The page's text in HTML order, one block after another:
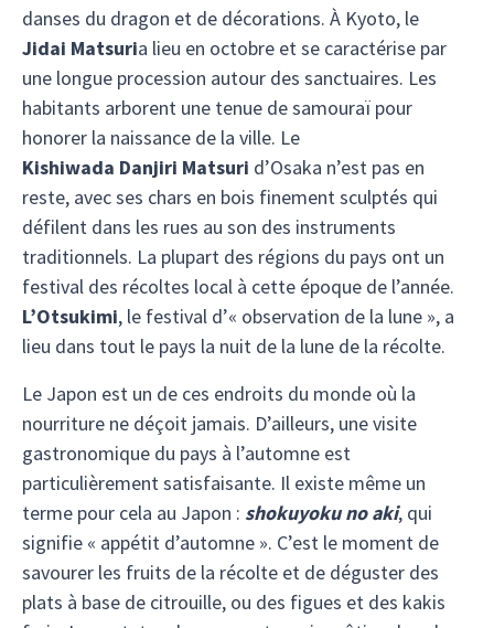
danses du dragon et de décorations. À Kyoto, le
Jidai Matsuria lieu en octobre et se caractérise par
une longue procession autour des sanctuaires. Les
habitants arborent une tenue de samouraï pour
honorer la naissance de la ville. Le
Kishiwada Danjiri Matsuri d’Osaka n’est pas en
reste, avec ses chars en bois finement sculptés qui
défilent dans les rues au son des instruments
traditionnels. La plupart des régions du pays ont un
festival des récoltes local à cette époque de l’année.
L’Otsukimi, le festival d’« observation de la lune », a
lieu dans tout le pays la nuit de la lune de la récolte.
Le Japon est un de ces endroits du monde où la
nourriture ne déçoit jamais. D’ailleurs, une visite
gastronomique du pays à l’automne est
particulièrement satisfaisante. Il existe même un
terme pour cela au Japon : shokuyoku no aki, qui
signifie « appétit d’automne ». C’est le moment de
savourer les fruits de la récolte et de déguster des
plats à base de citrouille, ou des figues et des kakis